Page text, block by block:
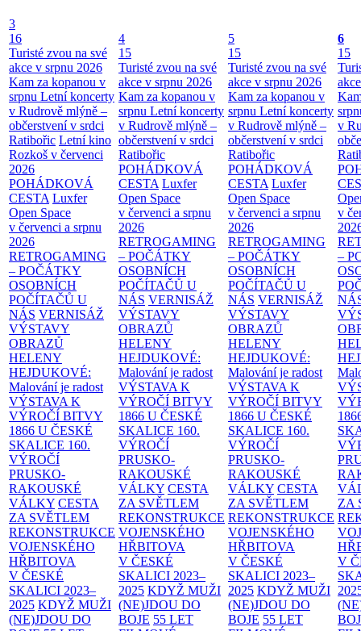
3
16
Turisté zvou na své
akce v srpnu 2026
Kam za kopanou v
srpnu Letní koncerty
v Rudrově mlýně –
občerstvení v srdci
Ratibořic Letní kino
Rozkoš v červenci
2026
POHÁDKOVÁ
CESTA Luxfer
Open Space
v červenci a srpnu
2026
RETROGAMING
– POČÁTKY
OSOBNÍCH
POČÍTAČŮ U
NÁS VERNISÁŽ
VÝSTAVY
OBRAZŮ
HELENY
HEJDUKOVÉ:
Malování je radost
VÝSTAVA K
VÝROČÍ BITVY
1866 U ČESKÉ
SKALICE 160.
VÝROČÍ
PRUSKO-
RAKOUSKÉ
VÁLKY CESTA
ZA SVĚTLEM
REKONSTRUKCE
VOJENSKÉHO
HŘBITOVA
V ČESKÉ
SKALICI 2023–
2025 KDYŽ MUŽI
(NE)JDOU DO
4
15
Turisté zvou na své
akce v srpnu 2026
Kam za kopanou v
srpnu Letní koncerty
v Rudrově mlýně –
občerstvení v srdci
Ratibořic
POHÁDKOVÁ
CESTA Luxfer
Open Space
v červenci a srpnu
2026
RETROGAMING
– POČÁTKY
OSOBNÍCH
POČÍTAČŮ U
NÁS VERNISÁŽ
VÝSTAVY
OBRAZŮ
HELENY
HEJDUKOVÉ:
Malování je radost
VÝSTAVA K
VÝROČÍ BITVY
1866 U ČESKÉ
SKALICE 160.
VÝROČÍ
PRUSKO-
RAKOUSKÉ
VÁLKY CESTA
ZA SVĚTLEM
REKONSTRUKCE
VOJENSKÉHO
HŘBITOVA
V ČESKÉ
SKALICI 2023–
2025 KDYŽ MUŽI
(NE)JDOU DO
BOJE 55 LET
5
15
Turisté zvou na své
akce v srpnu 2026
Kam za kopanou v
srpnu Letní koncerty
v Rudrově mlýně –
občerstvení v srdci
Ratibořic
POHÁDKOVÁ
CESTA Luxfer
Open Space
v červenci a srpnu
2026
RETROGAMING
– POČÁTKY
OSOBNÍCH
POČÍTAČŮ U
NÁS VERNISÁŽ
VÝSTAVY
OBRAZŮ
HELENY
HEJDUKOVÉ:
Malování je radost
VÝSTAVA K
VÝROČÍ BITVY
1866 U ČESKÉ
SKALICE 160.
VÝROČÍ
PRUSKO-
RAKOUSKÉ
VÁLKY CESTA
ZA SVĚTLEM
REKONSTRUKCE
VOJENSKÉHO
HŘBITOVA
V ČESKÉ
SKALICI 2023–
2025 KDYŽ MUŽI
(NE)JDOU DO
BOJE 55 LET
6
15
v
v
–
ZA
V